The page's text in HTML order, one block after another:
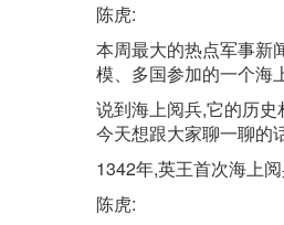
陈虎:
本周最大的热点军事新
模、多国参加的一个海
说到海上阅兵,它的历
今天想跟大家聊一聊的
1342年,英王首次海上
陈虎: